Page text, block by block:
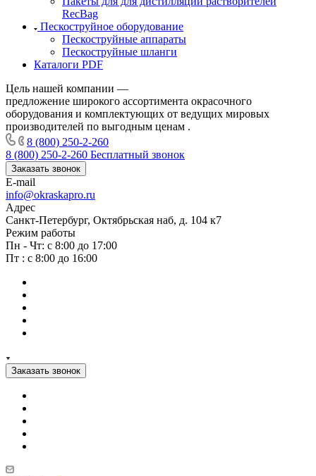
RecBag
Пескоструйное оборудование
Пескоструйные аппараты
Пескоструйные шланги
Каталоги PDF
Цель нашей компании —
предложение широкого ассортимента окрасочного
оборудования и комплектующих от ведущих мировых
производителей по выгодным ценам .
8 (800) 250-2-260
8 (800) 250-2-260 Бесплатный звонок
Заказать звонок
E-mail
info@okraskapro.ru
Адрес
Санкт-Петербург, Октябрьская наб, д. 104 к7
Режим работы
Пн - Чт: с 8:00 до 17:00
Пт : с 8:00 до 16:00
Заказать звонок